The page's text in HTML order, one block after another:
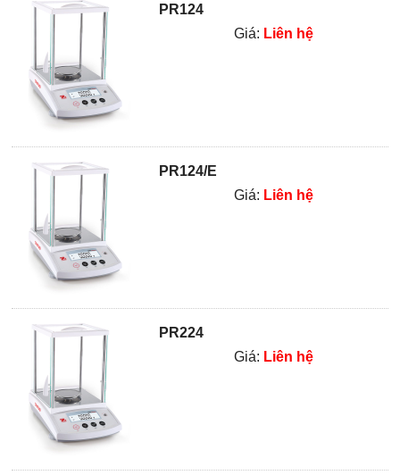
PR124
Giá: Liên hệ
PR124/E
Giá: Liên hệ
PR224
Giá: Liên hệ